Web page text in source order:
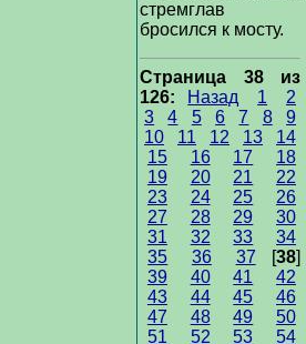
стремглав
бросился к мосту.
Страница 38 из
126:
Назад 1
2
3
4 5 6 7 8
9
10
11 12 13
14
15
16 17
18
19
20 21
22
23
24 25
26
27
28 29
30
31
32 33
34
35
36 37 [38]
39
40 41
42
43
44 45
46
47
48 49
50
51
52 53
54